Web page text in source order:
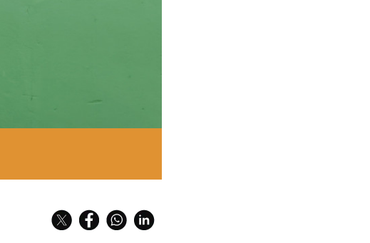
paga o aluguel da sede e desenvolveu o produto de limpeza